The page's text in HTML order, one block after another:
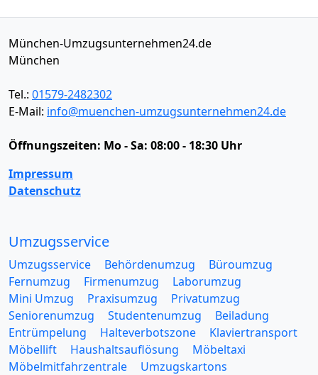
München-Umzugsunternehmen24.de
München
Tel.: 01579-2482302
E-Mail: info@muenchen-umzugsunternehmen24.de
Öffnungszeiten: Mo - Sa: 08:00 - 18:30 Uhr
Impressum
Datenschutz
Umzugsservice
Umzugsservice Behördenumzug
Büroumzug
Fernumzug
Firmenumzug
Laborumzug
Mini Umzug
Praxisumzug
Privatumzug
Seniorenumzug
Studentenumzug
Beiladung
Entrümpelung
Halteverbotszone
Klaviertransport
Möbellift
Haushaltsauflösung
Möbeltaxi
Möbelmitfahrzentrale
Umzugskartons